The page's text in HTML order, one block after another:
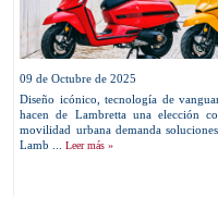
09 de Octubre de 2025
Diseño icónico, tecnología de
hacen de Lambretta una elección
movilidad urbana demanda
Lamb ...Leer más »